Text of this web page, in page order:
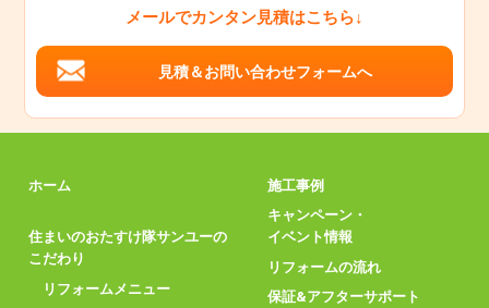
メールでカンタン見積はこちら↓
見積＆お問い合わせフォームへ
ホーム
住まいのおたすけ隊サンユーの
こだわり
リフォームメニュー
施工事例
キャンペーン・
イベント情報
リフォームの流れ
保証&アフターサポート